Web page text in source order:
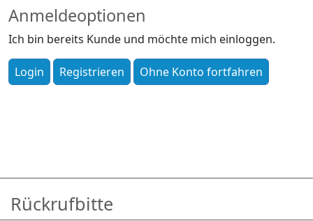
Anmeldeoptionen
Ich bin bereits Kunde und möchte mich einloggen.
Rückrufbitte